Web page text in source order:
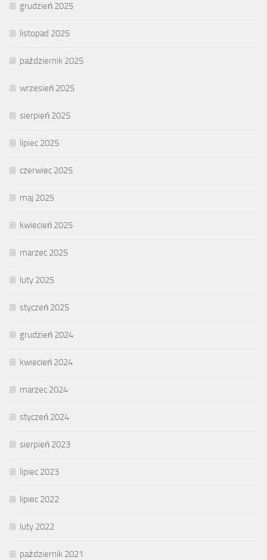
grudzień 2025
listopad 2025
październik 2025
wrzesień 2025
sierpień 2025
lipiec 2025
czerwiec 2025
maj 2025
kwiecień 2025
marzec 2025
luty 2025
styczeń 2025
grudzień 2024
kwiecień 2024
marzec 2024
styczeń 2024
sierpień 2023
lipiec 2023
lipiec 2022
luty 2022
październik 2021